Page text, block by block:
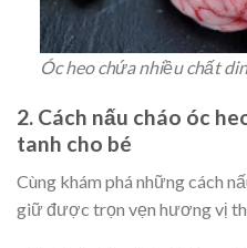
Óc heo chứa nhiều chất
2. Cách nấu cháo óc
tanh cho bé
Cùng khám phá những cách
giữ được trọn vẹn hương vị